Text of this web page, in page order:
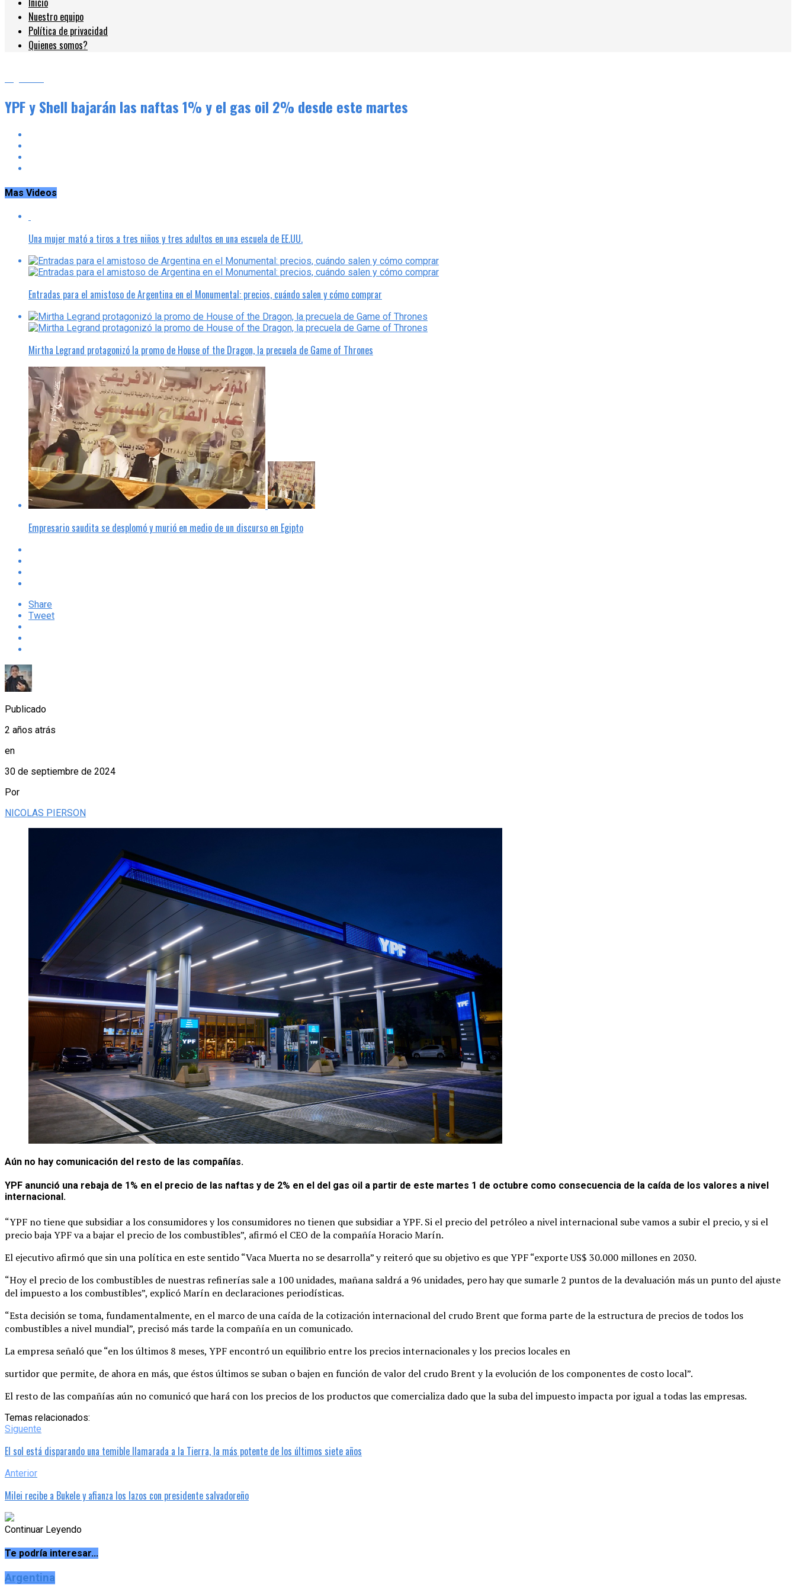
Nuestro equipo
Política de privacidad
Quienes somos?
YPF y Shell bajarán las naftas 1% y el gas oil 2% desde este martes
Mas Videos
Una mujer mató a tiros a tres niños y tres adultos en una escuela de EE.UU.
Entradas para el amistoso de Argentina en el Monumental: precios, cuándo salen y cómo comprar
Mirtha Legrand protagonizó la promo de House of the Dragon, la precuela de Game of Thrones
Empresario saudita se desplomó y murió en medio de un discurso en Egipto
Share
Tweet
Publicado
2 años atrás
en
30 de septiembre de 2024
Por
NICOLAS PIERSON
Aún no hay comunicación del resto de las compañías.
YPF anunció una rebaja de 1% en el precio de las naftas y de 2% en el del gas oil a partir de este martes 1 de octubre como consecuencia de la caída de los valores a nivel
internacional.
“YPF no tiene que subsidiar a los consumidores y los consumidores no tienen que subsidiar a YPF. Si el precio del petróleo a nivel internacional sube vamos a subir el precio, y si el
precio baja YPF va a bajar el precio de los combustibles”, afirmó el CEO de la compañía Horacio Marín.
El ejecutivo afirmó que sin una política en este sentido “Vaca Muerta no se desarrolla” y reiteró que su objetivo es que YPF “exporte US$ 30.000 millones en 2030.
“Hoy el precio de los combustibles de nuestras refinerías sale a 100 unidades, mañana saldrá a 96 unidades, pero hay que sumarle 2 puntos de la devaluación más un punto del ajuste
del impuesto a los combustibles”, explicó Marín en declaraciones periodísticas.
“Esta decisión se toma, fundamentalmente, en el marco de una caída de la cotización internacional del crudo Brent que forma parte de la estructura de precios de todos los
combustibles a nivel mundial”, precisó más tarde la compañía en un comunicado.
La empresa señaló que “en los últimos 8 meses, YPF encontró un equilibrio entre los precios internacionales y los precios locales en
surtidor que permite, de ahora en más, que éstos últimos se suban o bajen en función de valor del crudo Brent y la evolución de los componentes de costo local”.
El resto de las compañías aún no comunicó que hará con los precios de los productos que comercializa dado que la suba del impuesto impacta por igual a todas las empresas.
Temas relacionados:
Siguente
El sol está disparando una temible llamarada a la Tierra, la más potente de los últimos siete años
Anterior
Milei recibe a Bukele y afianza los lazos con presidente salvadoreño
Continuar Leyendo
Te podría interesar...
Argentina